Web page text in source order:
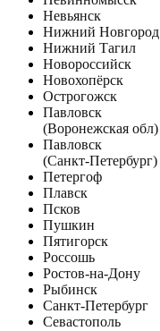
Невьянск
Нижний Новгород
Нижний Тагил
Новороссийск
Новохопёрск
Острогожск
Павловск
(Воронежская обл)
Павловск
(Санкт-Петербург)
Петергоф
Плавск
Псков
Пушкин
Пятигорск
Россошь
Ростов-на-Дону
Рыбинск
Санкт-Петербург
Севастополь